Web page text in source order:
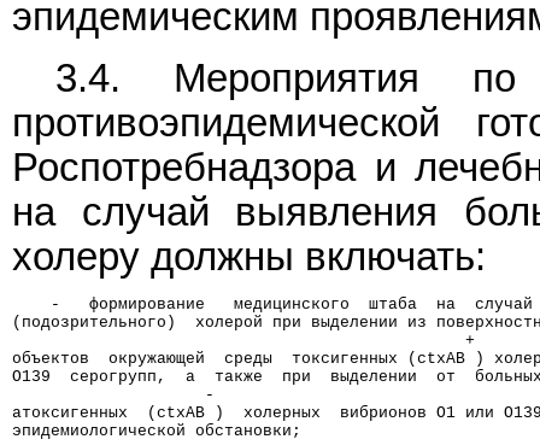
эпидемическим
3.4. Мероприятия по
противоэпидемической
Роспотребнадзора и
на случай выявления
холеру должны включать:
-   формирование   медицинского  штаба  на
(подозрительного)  холерой при выделении из
                                               +
объектов  окружающей  среды  токсигенных (ctxAB )
О139  серогрупп,  а  также  при  выделении  от  больных
                    -
атоксигенных  (ctxAB )  холерных  вибрионов О1 или
эпидемиологической обстановки;